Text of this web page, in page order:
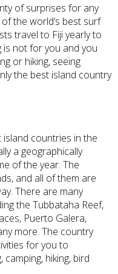
of surprises for any
the world’s best surf
travel to Fiji yearly to
is not for you and you
or hiking, seeing
the best island country
countries in the
a geographically
of the year. The
and all of them are
There are many
the Tubbataha Reef,
Puerto Galera,
more. The country
for you to
camping, hiking, bird